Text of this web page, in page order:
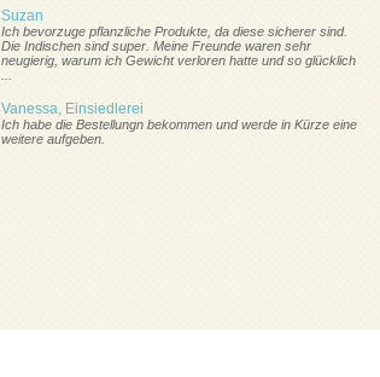
Suzan
Ich bevorzuge pflanzliche Produkte, da diese sicherer sind.
Die Indischen sind super. Meine Freunde waren sehr
neugierig, warum ich Gewicht verloren hatte und so glücklich
Vanessa, Einsiedlerei
Ich habe die Bestellungn bekommen und werde in Kürze eine
weitere aufgeben.